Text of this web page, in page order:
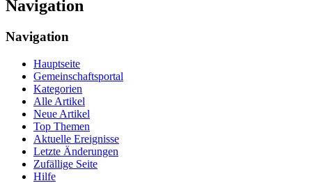
Navigation
Navigation
Hauptseite
Gemeinschaftsportal
Kategorien
Alle Artikel
Neue Artikel
Top Themen
Aktuelle Ereignisse
Letzte Änderungen
Zufällige Seite
Hilfe